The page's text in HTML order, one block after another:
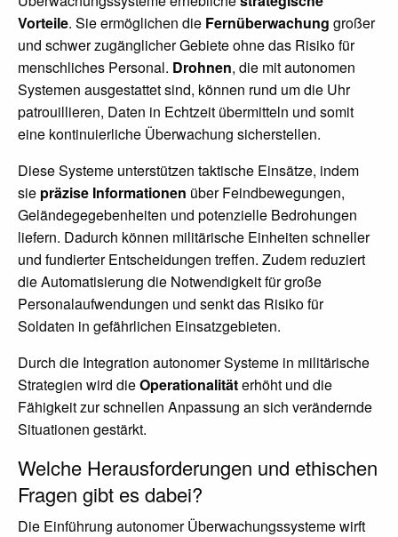
Vorteile. Sie ermöglichen die Fernüberwachung großer
und schwer zugänglicher Gebiete ohne das Risiko für
menschliches Personal. Drohnen, die mit autonomen
Systemen ausgestattet sind, können rund um die Uhr
patrouillieren, Daten in Echtzeit übermitteln und somit
eine kontinuierliche Überwachung sicherstellen.
Diese Systeme unterstützen taktische Einsätze, indem
sie präzise Informationen über Feindbewegungen,
Geländegegebenheiten und potenzielle Bedrohungen
liefern. Dadurch können militärische Einheiten schneller
und fundierter Entscheidungen treffen. Zudem reduziert
die Automatisierung die Notwendigkeit für große
Personalaufwendungen und senkt das Risiko für
Soldaten in gefährlichen Einsatzgebieten.
Durch die Integration autonomer Systeme in militärische
Strategien wird dieOperationalitäterhöht und die
Fähigkeit zur schnellen Anpassung an sich verändernde
Situationen gestärkt.
Welche Herausforderungen und ethischen
Fragen gibt es dabei?
Die Einführung autonomer Überwachungssysteme wirft